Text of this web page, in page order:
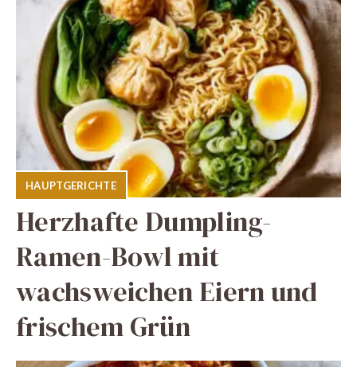
HAUPTGERICHTE
Herzhafte Dumpling-
Ramen-Bowl mit
wachsweichen Eiern und
frischem Grün